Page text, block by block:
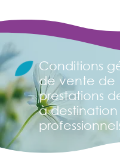
Conditions
de vente de
prestations
à destination